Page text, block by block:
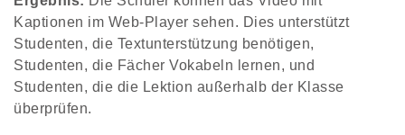
Kaptionen im Web-Player sehen. Dies unterstützt
Studenten, die Textunterstützung benötigen,
Studenten, die Fächer Vokabeln lernen, und
Studenten, die die Lektion außerhalb der Klasse
überprüfen.